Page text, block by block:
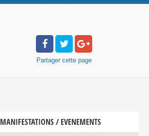
Partager cette page
MANIFESTATIONS / EVENEMENTS